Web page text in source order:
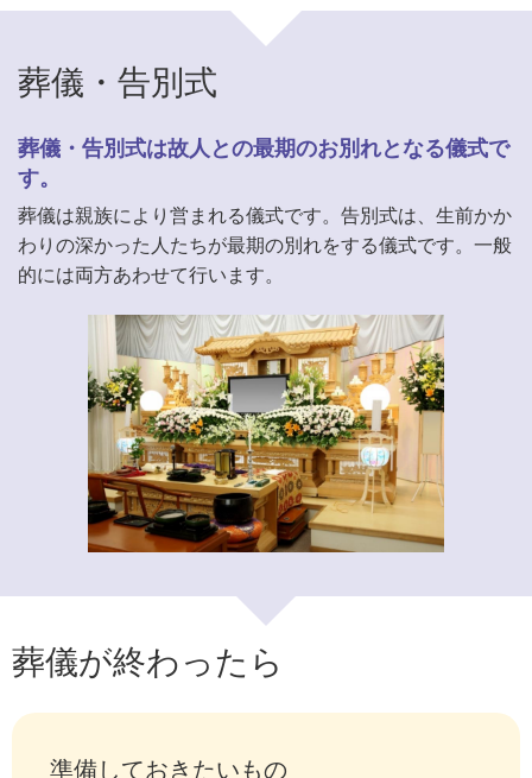
葬儀・告別式
葬儀・告別式は故人との最期のお別れとなる儀式で
す。
葬儀は親族により営まれる儀式です。告別式は、生前かか
わりの深かった人たちが最期の別れをする儀式です。一般
的には両方あわせて行います。
葬儀が終わったら
準備しておきたいもの